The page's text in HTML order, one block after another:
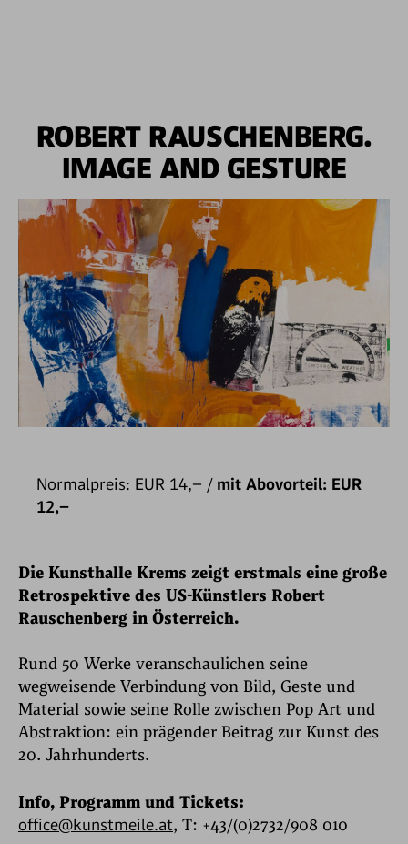
ROBERT RAUSCHENBERG.
IMAGE AND GESTURE
Normalpreis: EUR 14,– /mit Abovorteil: EUR
12,–
Die Kunsthalle Krems zeigt erstmals eine große
Retrospektive des US-Künstlers Robert
Rauschenberg in Österreich.
Rund 50 Werke veranschaulichen seine
wegweisende Verbindung von Bild, Geste und
Material sowie seine Rolle zwischen Pop Art und
Abstraktion: ein prägender Beitrag zur Kunst des
20. Jahrhunderts.
Info, Programm und Tickets:
office@kunstmeile.at, T: +43/(0)2732/908 010